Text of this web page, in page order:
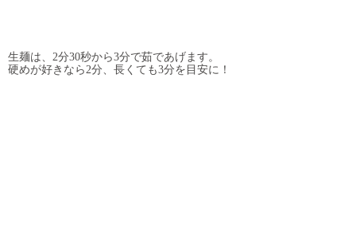
生麺は、2分30秒から3分で茹であげます。
硬めが好きなら2分、長くても3分を目安に！